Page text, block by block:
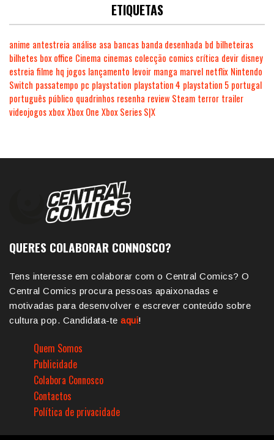
ETIQUETAS
anime antestreia análise asa bancas banda desenhada bd bilheteiras
bilhetes box office Cinema cinemas colecção comics crítica devir disney
estreia filme hq jogos lançamento levoir manga marvel netflix Nintendo
Switch passatempo pc playstation playstation 4 playstation 5 portugal
português público quadrinhos resenha review Steam terror trailer
videojogosxboxXbox One Xbox Series S|X
QUERES COLABORAR CONNOSCO?
Tens interesse em colaborar com o Central Comics? O
Central Comics procura pessoas apaixonadas e
motivadas para desenvolver e escrever conteúdo sobre
cultura pop. Candidata-te aqui!
Quem Somos
Publicidade
Colabora Connosco
Contactos
Política de privacidade